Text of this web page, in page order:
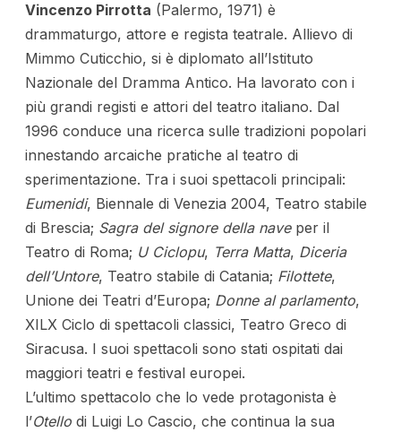
Vincenzo Pirrotta (Palermo, 1971) è
drammaturgo, attore e regista teatrale. Allievo di
Mimmo Cuticchio, si è diplomato all’Istituto
Nazionale del Dramma Antico. Ha lavorato con i
più grandi registi e attori del teatro italiano. Dal
1996 conduce una ricerca sulle tradizioni popolari
innestando arcaiche pratiche al teatro di
sperimentazione. Tra i suoi spettacoli principali:
Eumenidi, Biennale di Venezia 2004, Teatro stabile
di Brescia; Sagra del signore della naveper il
Teatro di Roma; U Ciclopu, Terra Matta, Diceria
dell’Untore, Teatro stabile di Catania; Filottete,
Unione dei Teatri d’Europa; Donne al parlamento,
XILX Ciclo di spettacoli classici, Teatro Greco di
Siracusa. I suoi spettacoli sono stati ospitati dai
maggiori teatri e festival europei.
L’ultimo spettacolo che lo vede protagonista è
l’Otello di Luigi Lo Cascio, che continua la sua